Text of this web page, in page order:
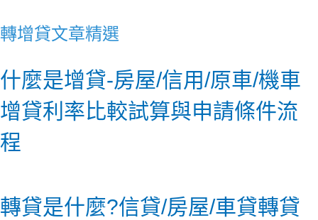
轉增貸文章精選
什麼是增貸-房屋/信用/原車/機車
增貸利率比較試算與申請條件流
程
轉貸是什麼?信貸/房屋/車貸轉貸